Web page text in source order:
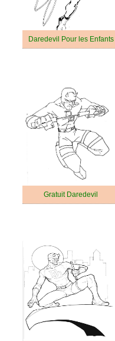
Daredevil Pour les Enfants
Gratuit Daredevil